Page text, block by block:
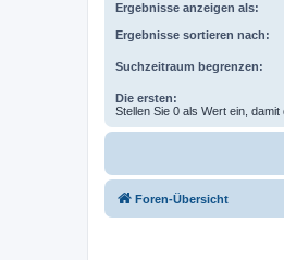
Ergebnisse anzeigen als:
Ergebnisse sortieren nach:
Suchzeitraum begrenzen:
Die ersten:
Stellen Sie 0 als Wert ein,
Foren-Übersicht